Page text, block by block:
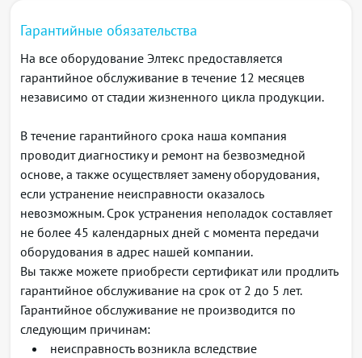
WEB интерфейс
2
Потребляемая мощность: не более 7 Вт
Питание: внешний адаптер питания 5,3 В DC, 2 А
Рабочий диапазон температур: от +5 до +40 ⁰С
Масса: 85 г
1Количество каналов и значение максимальной выходной мощности
будет изменяться в соответствии с правилами радиочастотного
регулирования в вашей стране
2Доступен при использовании с маршрутизаторами Eltex
Гарантийные обязательства
На все оборудование Элтекс предоставляется
гарантийное обслуживание в течение 12 месяцев
независимо от стадии жизненного цикла продукции.
В течение гарантийного срока наша компания
проводит диагностику и ремонт на безвозмедной
основе, а также осуществляет замену оборудования,
если устранение неисправности оказалось
невозможным. Срок устранения неполадок составляет
не более 45 календарных дней с момента передачи
оборудования в адрес нашей компании.
Вы также можете приобрести сертификат или продлить
гарантийное обслуживание на срок от 2 до 5 лет.
Гарантийное обслуживание не производится по
следующим причинам:
неисправность возникла вследствие